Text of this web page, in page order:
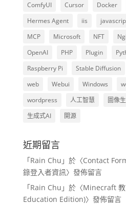
ComfyUI
Cursor Docker
Hermes Agent
iis
MCP
Microsoft NFT
OpenAI
PHP Plugin
Raspberry Pi
Stable Diffusion
web
Webui Windows
wordpress
人工智慧 圖像
生成式AI
開源
近期留言
「Rain Chu 」於〈Contact
錄登入者資訊〉發佈留言
「Rain Chu 」於〈Minecraft
Education Edition)〉發佈留言